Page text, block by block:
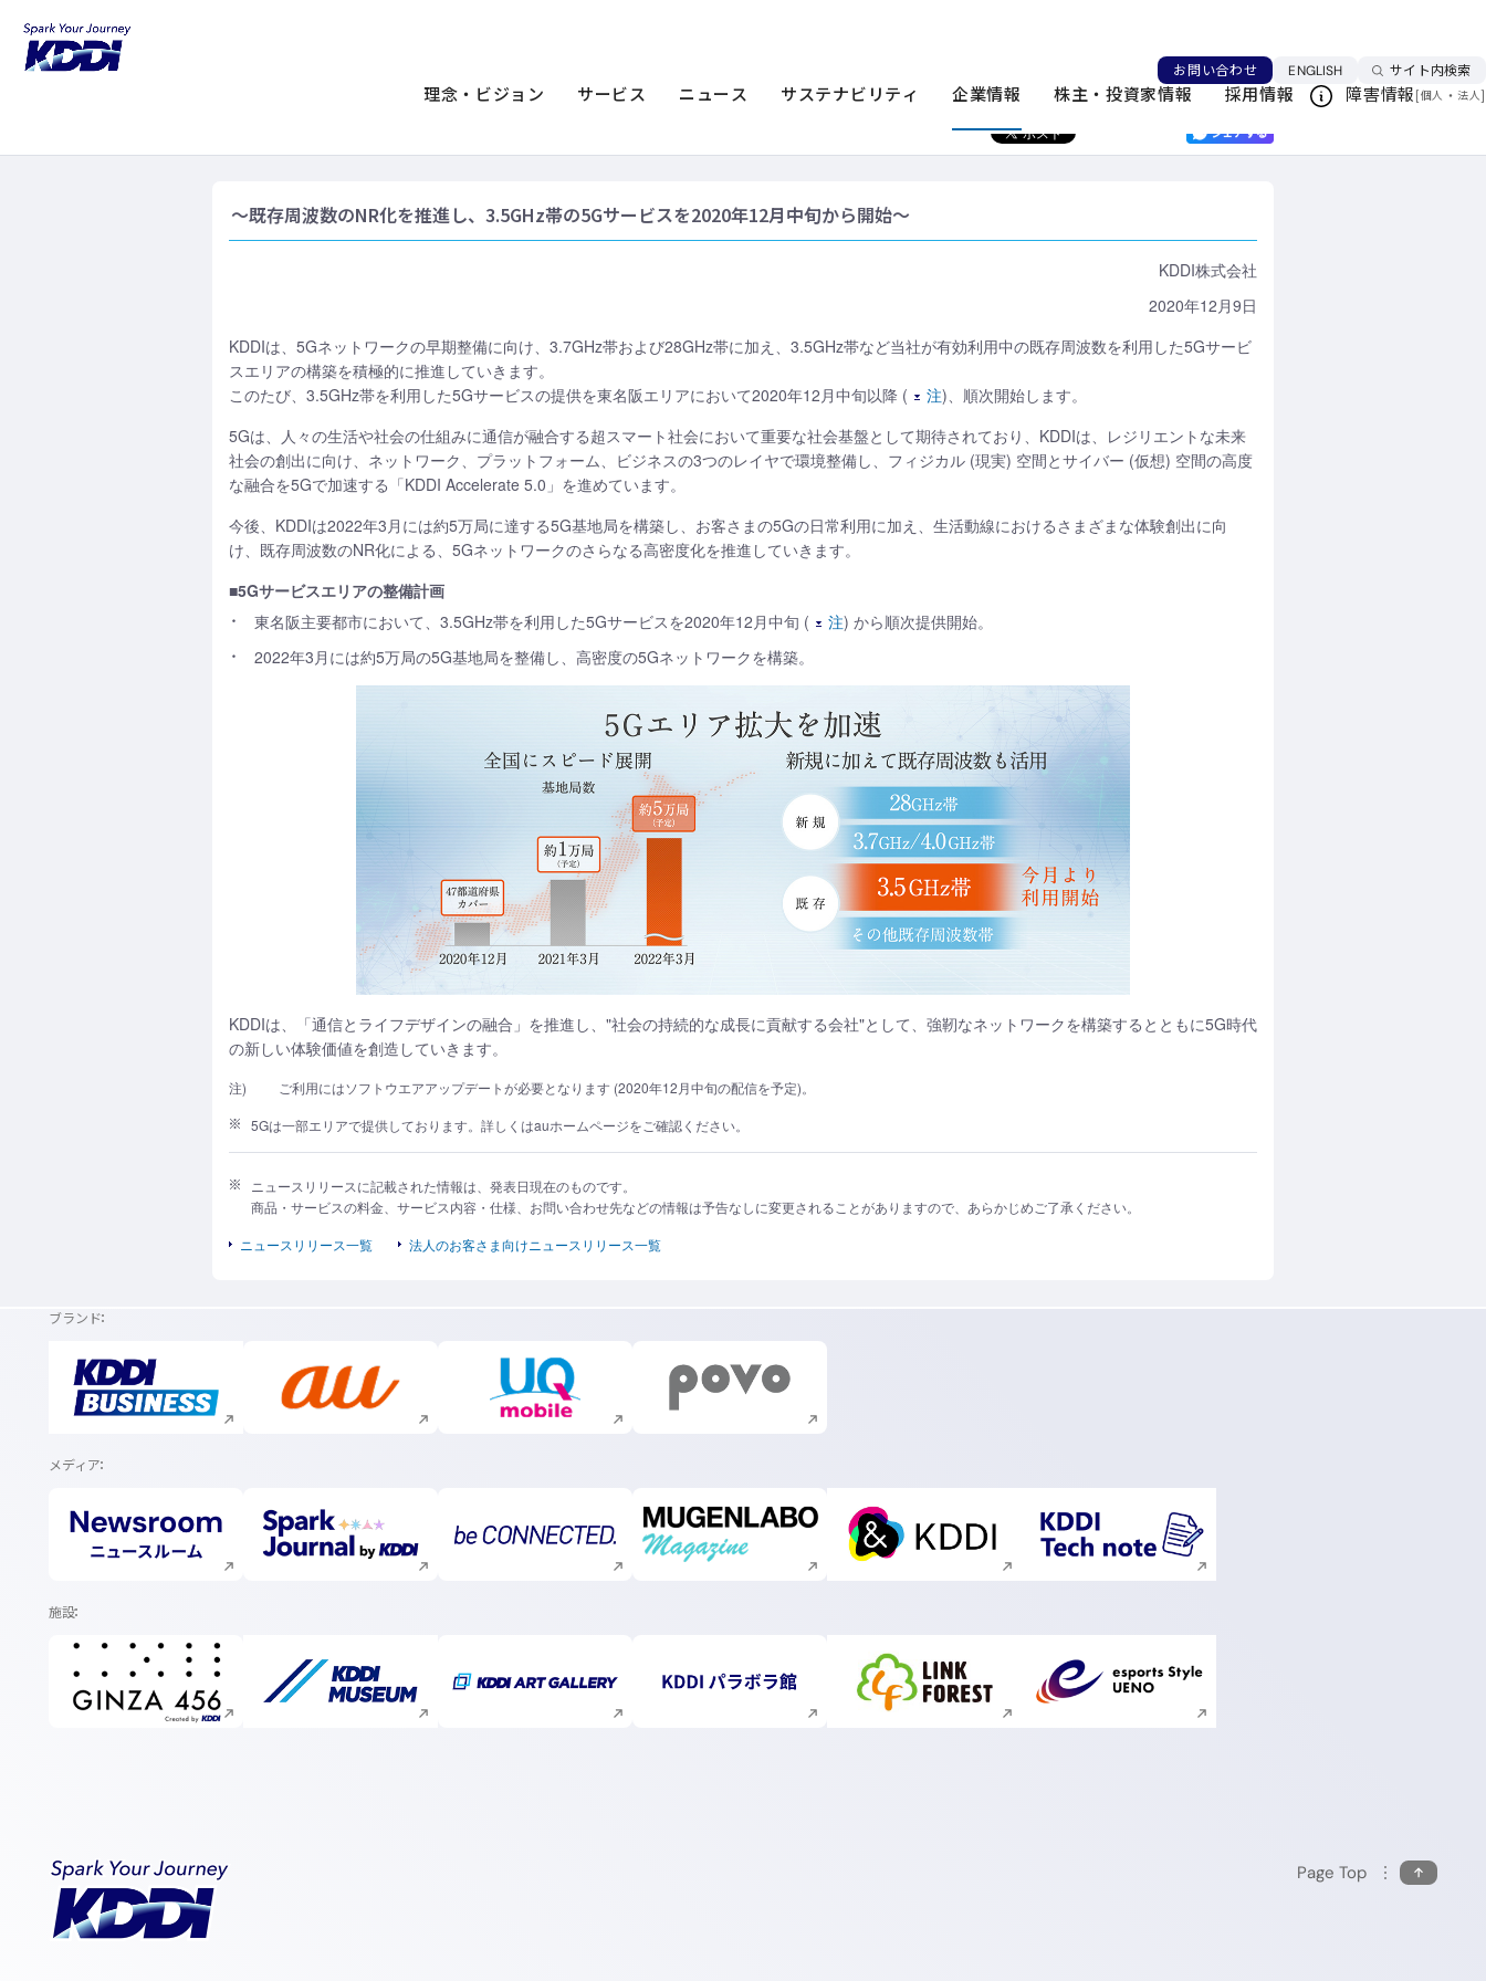
お問い合わせ ENGLISH言語を切り替える
サイト内検索
理念・ビジョン サービス ニュース サステナビリティ 企業情報 株主・投資家情報 採用情報 障害情報[個人 ・ 法人]
5Gサービスエリアの拡大に向けた取り組みについて
ニュースリリース一覧
このページを印刷する
～既存周波数のNR化を推進し、3.5GHz帯の5Gサービスを2020年12月中旬から開始～
KDDI株式会社
2020年12月9日
KDDIは、5Gネットワークの早期整備に向け、3.7GHz帯および28GHz帯に加え、3.5GHz帯など当社が有効利用中の既存周波数を利用した5Gサービ
スエリアの構築を積極的に推進していきます。
このたび、3.5GHz帯を利用した5Gサービスの提供を東名阪エリアにおいて2020年12月中旬以降 (
注)、順次開始します。
5Gは、人々の生活や社会の仕組みに通信が融合する超スマート社会において重要な社会基盤として期待されており、KDDIは、レジリエントな未来
社会の創出に向け、ネットワーク、プラットフォーム、ビジネスの3つのレイヤで環境整備し、フィジカル (現実) 空間とサイバー (仮想) 空間の高度
な融合を5Gで加速する「KDDI Accelerate 5.0」を進めています。
今後、KDDIは2022年3月には約5万局に達する5G基地局を構築し、お客さまの5Gの日常利用に加え、生活動線におけるさまざまな体験創出に向
け、既存周波数のNR化による、5Gネットワークのさらなる高密度化を推進していきます。
■5Gサービスエリアの整備計画
東名阪主要都市において、3.5GHz帯を利用した5Gサービスを2020年12月中旬 (
注) から順次提供開始。
2022年3月には約5万局の5G基地局を整備し、高密度の5Gネットワークを構築。
KDDIは、「通信とライフデザインの融合」を推進し、"社会の持続的な成長に貢献する会社"として、強靭なネットワークを構築するとともに5G時代
の新しい体験価値を創造していきます。
注)
ご利用にはソフトウエアアップデートが必要となります (2020年12月中旬の配信を予定)。
5Gは一部エリアで提供しております。詳しくはauホームページをご確認ください。
ニュースリリースに記載された情報は、発表日現在のものです。
商品・サービスの料金、サービス内容・仕様、お問い合わせ先などの情報は予告なしに変更されることがありますので、あらかじめご了承ください。
ニュースリリース一覧
法人のお客さま向けニュースリリース一覧
ブランド
新規ウィンドウで開く 新規ウィンドウで開く 新規ウィンドウで開く 新規ウィンドウで開く
メディア
新規ウィンドウで開く 新規ウィンドウで開く 新規ウィンドウで開く 新規ウィンドウで開く 新規ウィンドウで開く 新規ウィンドウで開く
施設
新規ウィンドウで開く 新規ウィンドウで開く 新規ウィンドウで開く 新規ウィンドウで開く 新規ウィンドウで開く 新規ウィンドウで開く
Page Top